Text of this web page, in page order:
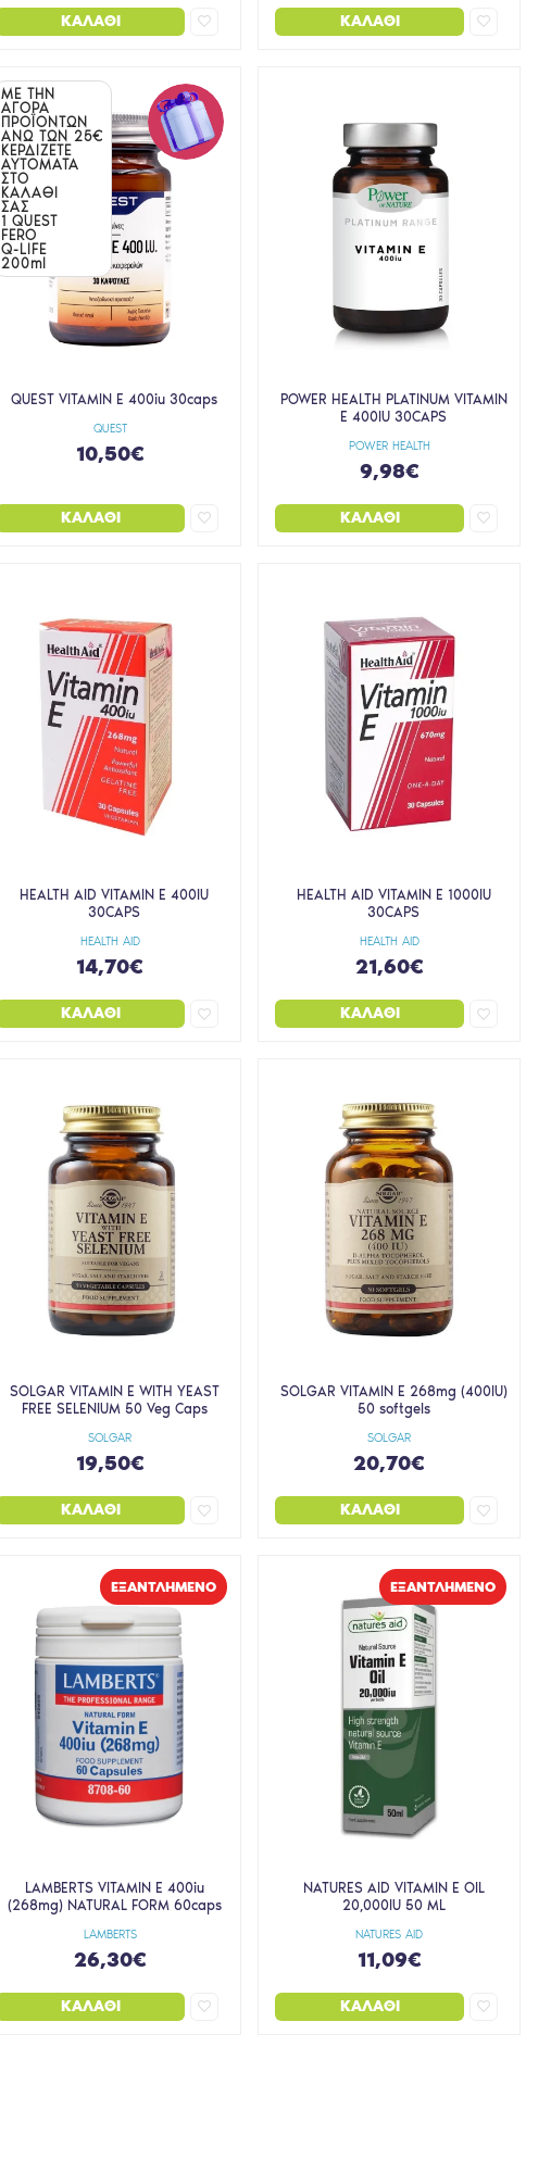
ΚΑΛΆΘΙ ΚΑΛΆΘΙ
ΜΕ ΤΗΝ
ΑΓΟΡΑ
ΠΡΟΪΟΝΤΩΝ
ΑΝΩ ΤΩΝ 25€
ΚΕΡΔΙΖΕΤΕ
ΑΥΤΟΜΑΤΑ
ΣΤΟ
ΚΑΛΑΘΙ
ΣΑΣ
1 QUEST
FERO
Q-LIFE
200ml
QUEST
QUEST VITAMIN E 400iu 30caps
10,50€
ΚΑΛΆΘΙ
POWER HEALTH
POWER HEALTH PLATINUM VITAMIN
E 400IU 30CAPS
9,98€
ΚΑΛΆΘΙ
HEALTH AID
HEALTH AID VITAMIN E 400IU
30CAPS
14,70€
ΚΑΛΆΘΙ
HEALTH AID
HEALTH AID VITAMIN E 1000IU
30CAPS
21,60€
ΚΑΛΆΘΙ
SOLGAR
SOLGAR VITAMIN E WITH YEAST
FREE SELENIUM 50 Veg Caps
19,50€
ΚΑΛΆΘΙ
SOLGAR
SOLGAR VITAMIN E 268mg (400IU)
50 softgels
20,70€
ΚΑΛΆΘΙ
EΞΑΝΤΛΗΜΈΝΟ
LAMBERTS
LAMBERTS VITAMIN E 400iu
(268mg) NATURAL FORM 60caps
26,30€
ΚΑΛΆΘΙ
EΞΑΝΤΛΗΜΈΝΟ
NATURES AID
NATURES AID VITAMIN E OIL
20,000IU 50 ML
11,09€
ΚΑΛΆΘΙ